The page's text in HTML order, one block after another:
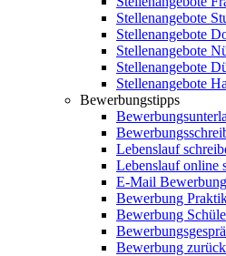
Stellenangebote
Stellenangebote
Stellenangebote
Stellenangebote
Stellenangebote
Bewerbungstipps
Lebenslauf
Lebenslauf online
E-Mail Bewerbung
Bewerbung
Bewerbung
Bewerbung